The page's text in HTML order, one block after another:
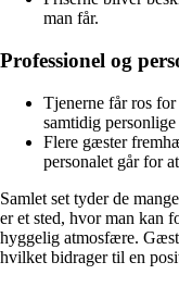
man får.
Professionel og
Tjenerne får ros
samtidig
Flere gæster
personalet går for
Samlet set tyder de
er et sted, hvor man kan
hyggelig atmosfære.
hvilket bidrager til en